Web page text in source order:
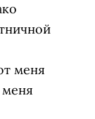
меня
меня